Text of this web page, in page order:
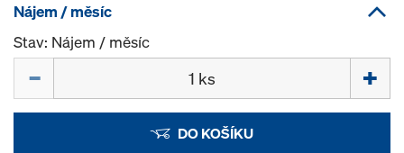
Nájem / měsíc
Stav: Nájem / měsíc
DO KOŠÍKU